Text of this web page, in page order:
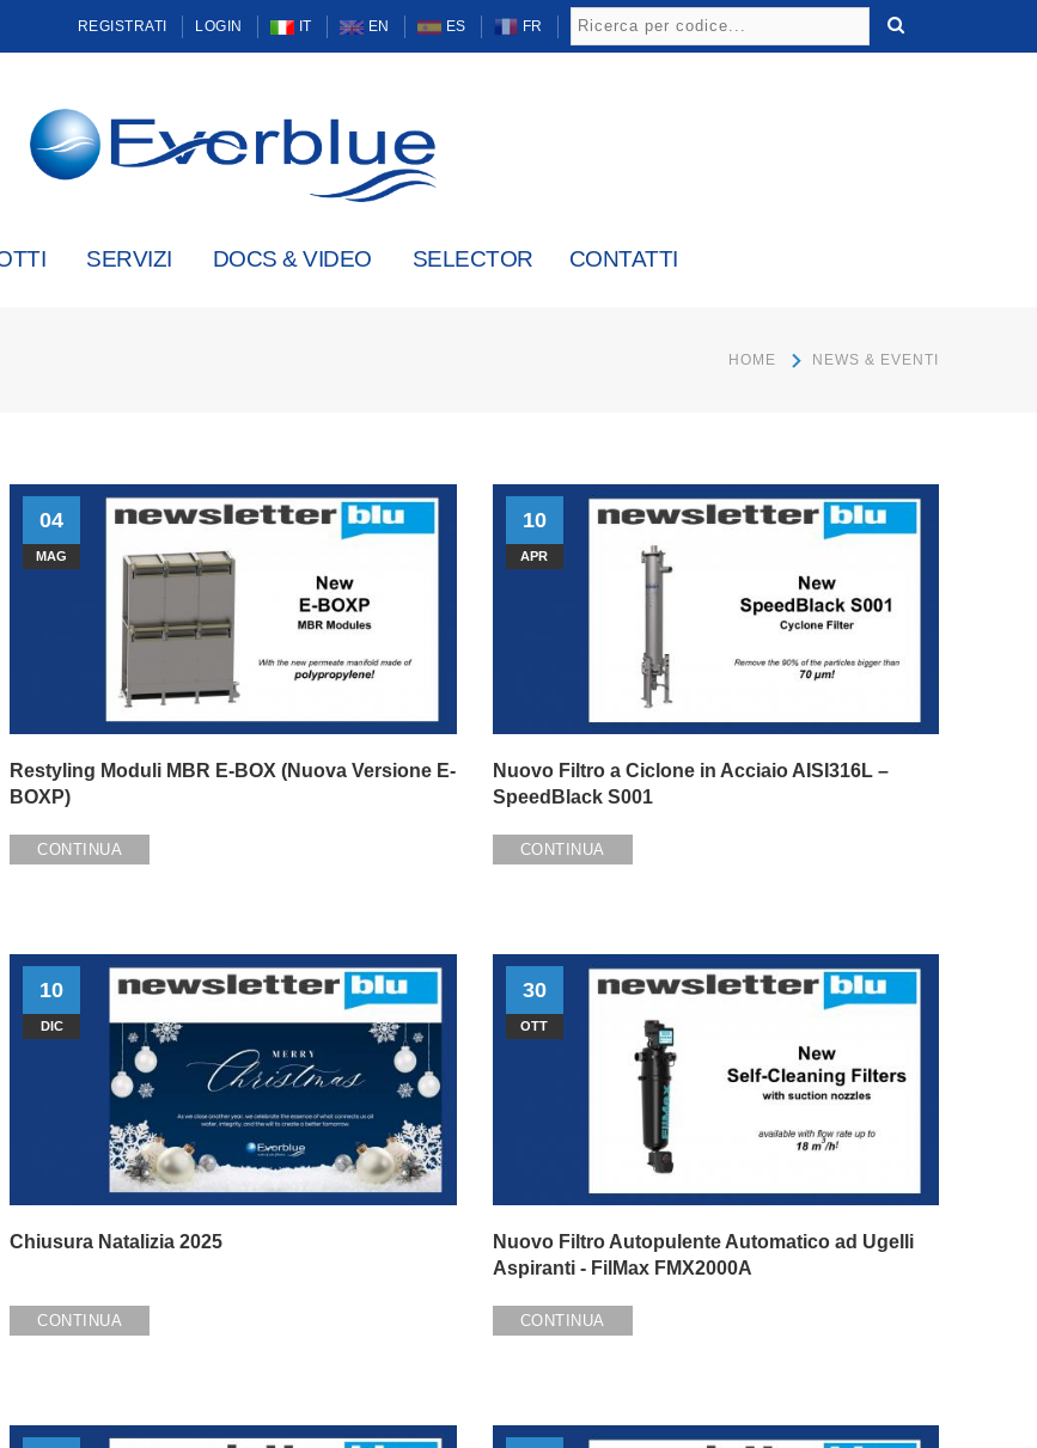
REGISTRATI LOGIN IT EN ES FR
SERVIZI DOCS & VIDEO SELECTOR CONTATTI
HOME NEWS & EVENTI
04
MAG
Restyling Moduli MBR E-BOX (Nuova Versione E-
BOXP)
CONTINUA
10
APR
Nuovo Filtro a Ciclone in Acciaio AISI316L –
SpeedBlack S001
CONTINUA
10
DIC
Chiusura Natalizia 2025
CONTINUA
30
OTT
Nuovo Filtro Autopulente Automatico ad Ugelli
Aspiranti - FilMax FMX2000A
CONTINUA